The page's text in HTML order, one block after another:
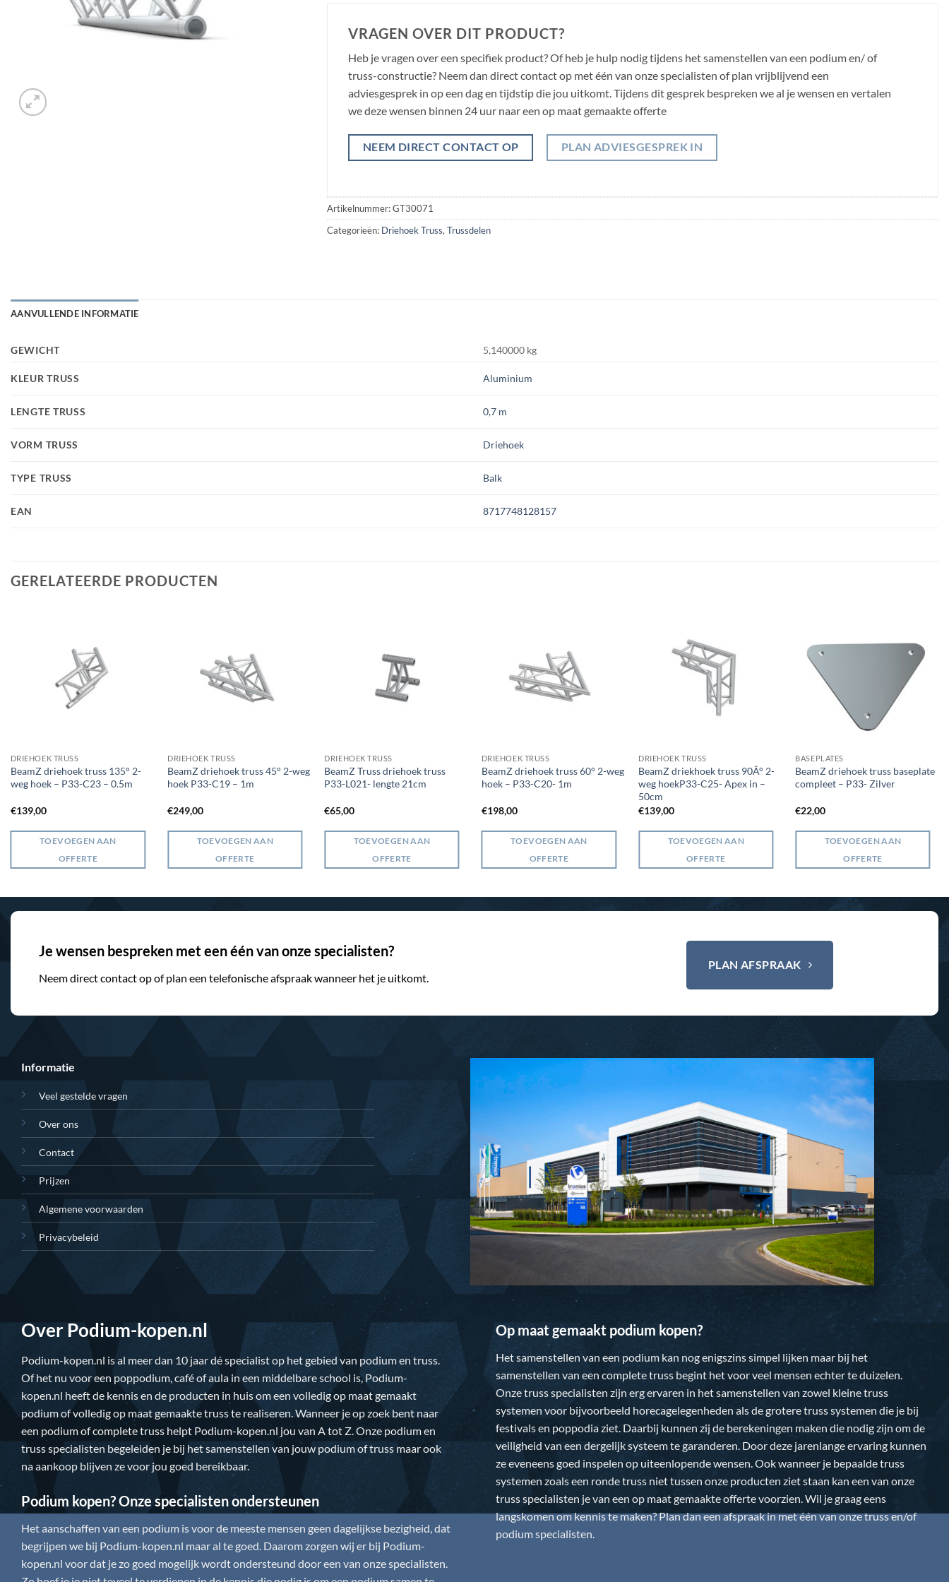
VRAGEN OVER DIT PRODUCT?
Heb je vragen over een specifiek product? Of heb je hulp nodig tijdens het samenstellen van een podium en/ of
truss-constructie? Neem dan direct contact op met één van onze specialisten of plan vrijblijvend een
adviesgesprek in op een dag en tijdstip die jou uitkomt. Tijdens dit gesprek bespreken we al je wensen en vertalen
we deze wensen binnen 24 uur naar een op maat gemaakte offerte
NEEM DIRECT CONTACT OP PLAN ADVIESGESPREK IN
Artikelnummer:GT30071
Categorieën: Driehoek Truss, Trussdelen
AANVULLENDE INFORMATIE
GEWICHT 5,140000 kg
KLEUR TRUSS Aluminium
LENGTE TRUSS 0,7 m
VORM TRUSS Driehoek
TYPE TRUSS Balk
EAN 8717748128157
GERELATEERDE PRODUCTEN
DRIEHOEK TRUSS
BeamZ driehoek truss 135° 2-
weg hoek – P33-C23 – 0.5m
€139,00
TOEVOEGEN AAN
OFFERTE
DRIEHOEK TRUSS
BeamZ driehoek truss 45° 2-weg
hoek P33-C19 – 1m
€249,00
TOEVOEGEN AAN
OFFERTE
DRIEHOEK TRUSS
BeamZ Truss driehoek truss
P33-L021- lengte 21cm
€65,00
TOEVOEGEN AAN
OFFERTE
DRIEHOEK TRUSS
BeamZ driehoek truss 60° 2-weg
hoek – P33-C20- 1m
€198,00
TOEVOEGEN AAN
OFFERTE
DRIEHOEK TRUSS
BeamZ driekhoek truss 90Â° 2-
weg hoekP33-C25- Apex in –
50cm
€139,00
TOEVOEGEN AAN
OFFERTE
BASEPLATES
BeamZ driehoek truss baseplate
compleet – P33- Zilver
€22,00
TOEVOEGEN AAN
OFFERTE
Je wensen bespreken met een één van onze specialisten?
Neem direct contact op of plan een telefonische afspraak wanneer het je uitkomt.
PLAN AFSPRAAK
Informatie
Veel gestelde vragen
Over ons
Contact
Prijzen
Algemene voorwaarden
Privacybeleid
Over Podium-kopen.nl
Podium-kopen.nl is al meer dan 10 jaar dé specialist op het gebied van podium en truss.
Of het nu voor een poppodium, café of aula in een middelbare school is,Podium-
kopen.nl heeft de kennis en de producten in huis om een volledig op maat gemaakt
podium of volledig op maat gemaakte truss te realiseren. Wanneer je op zoek bent naar
een podium of complete truss helpt Podium-kopen.nl jou van A tot Z. Onze podium en
truss specialisten begeleiden je bij het samenstellen van jouw podium of truss maar ook
na aankoop blijven ze voor jou goed bereikbaar.
Podium kopen? Onze specialisten ondersteunen
Het aanschaffen van een podium is voor de meeste mensen geen dagelijkse bezigheid, dat
begrijpen we bij Podium-kopen.nl maar al te goed. Daarom zorgen wij er bij Podium-
kopen.nl voor dat je zo goed mogelijk wordt ondersteund door een van onze specialisten.
Op maat gemaakt podium kopen?
Het samenstellen van een podium kan nog enigszins simpel lijken maar bij het
samenstellen van een complete truss begint het voor veel mensen echter te duizelen.
Onze truss specialisten zijn erg ervaren in het samenstellen van zowel kleine truss
systemen voor bijvoorbeeld horecagelegenheden als de grotere truss systemen die je bij
festivals en poppodia ziet. Daarbij kunnen zij de berekeningen maken die nodig zijn om de
veiligheid van een dergelijk systeem te garanderen. Door deze jarenlange ervaring kunnen
ze eveneens goed inspelen op uiteenlopende wensen. Ook wanneer je bepaalde truss
systemen zoals een ronde truss niet tussen onze producten ziet staan kan een van onze
truss specialisten je van een op maat gemaakte offerte voorzien. Wil je graag eens
langskomen om kennis te maken? Plan dan een afspraak in met één van onze truss en/of
podium specialisten.